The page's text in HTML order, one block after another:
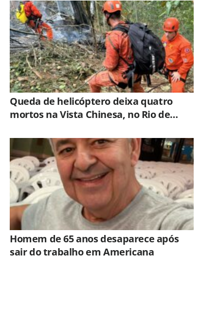
Queda de helicóptero deixa quatro
mortos na Vista Chinesa, no Rio de
Homem de 65 anos desaparece após
sair do trabalho em Americana